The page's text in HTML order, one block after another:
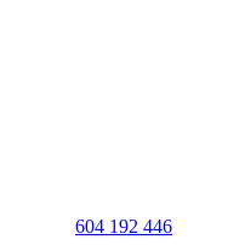
604 192 446